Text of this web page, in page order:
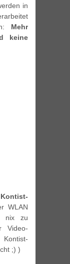
in
Mehr
keine
Kontist-
WLAN
nix zu
Video-
;) )